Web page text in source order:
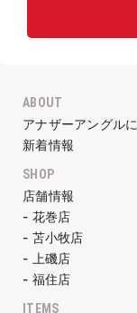
ABOUT
アナザーアングル
新着情報
SHOP
店舗情報
- 花巻店
- 苫小牧店
- 上磯店
- 福住店
ITEMS